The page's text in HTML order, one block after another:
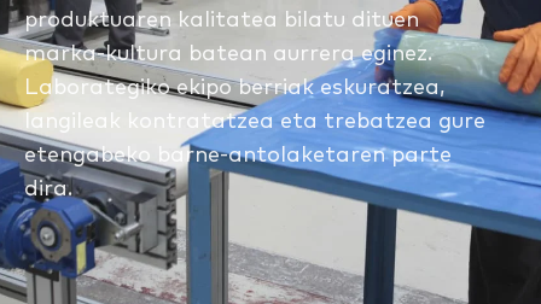
produktuaren kalitatea bilatu dituen
marka-kultura batean aurrera eginez.
Laborategiko ekipo berriak eskuratzea,
langileak kontratatzea eta trebatzea gure
etengabeko barne-antolaketaren parte
dira.